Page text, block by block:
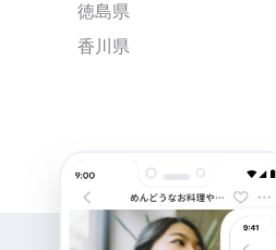
徳島県
香川県